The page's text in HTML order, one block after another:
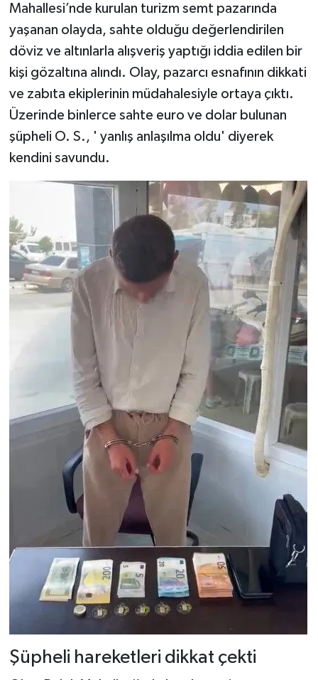
Mahallesi’nde kurulan turizm semt pazarında
yaşanan olayda, sahte olduğu değerlendirilen
döviz ve altınlarla alışveriş yaptığı iddia edilen bir
kişi gözaltına alındı. Olay, pazarcı esnafının dikkati
ve zabıta ekiplerinin müdahalesiyle ortaya çıktı.
Üzerinde binlerce sahte euro ve dolar bulunan
şüpheli O. S., ' yanlış anlaşılma oldu' diyerek
kendini savundu.
Şüpheli hareketleri dikkat çekti